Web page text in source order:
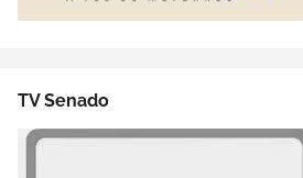
TV Senado